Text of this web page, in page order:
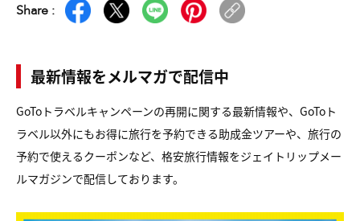
Share :
最新情報をメルマガで配信中
GoToトラベルキャンペーンの再開に関する最新情報や、GoToト
ラベル以外にもお得に旅行を予約できる助成金ツアーや、旅行の
予約で使えるクーポンなど、格安旅行情報をジェイトリップメー
ルマガジンで配信しております。